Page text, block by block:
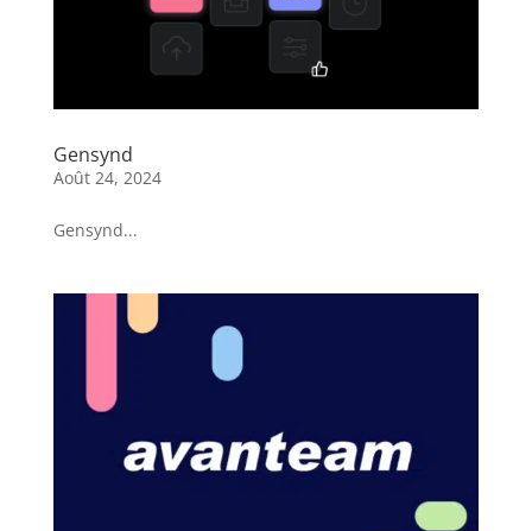
Gensynd
Août 24, 2024
Gensynd...